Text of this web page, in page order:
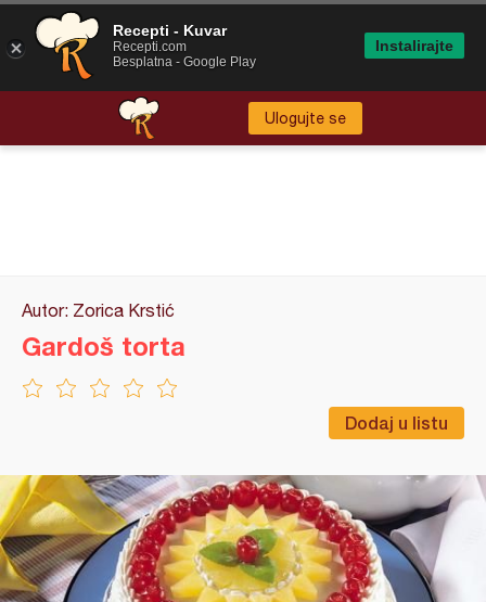
Ulogujte se
Autor: Zorica Krstić
Dodaj u listu
Gardoš torta
Recepti - Kuvar
Recepti.com
Besplatna - Google Play
Instalirajte